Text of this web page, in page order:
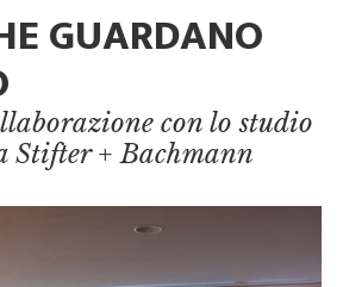
GUARDANO
con lo studio
Stifter + Bachmann